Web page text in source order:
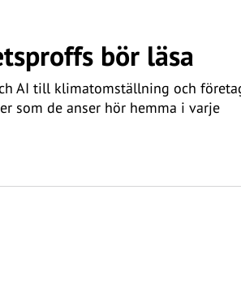
bör läsa
AI till klimatomställning och
som de anser hör hemma i varje